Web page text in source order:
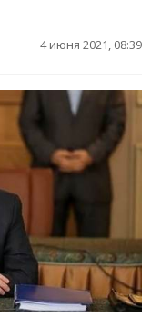
4 июня 2021, 08:39